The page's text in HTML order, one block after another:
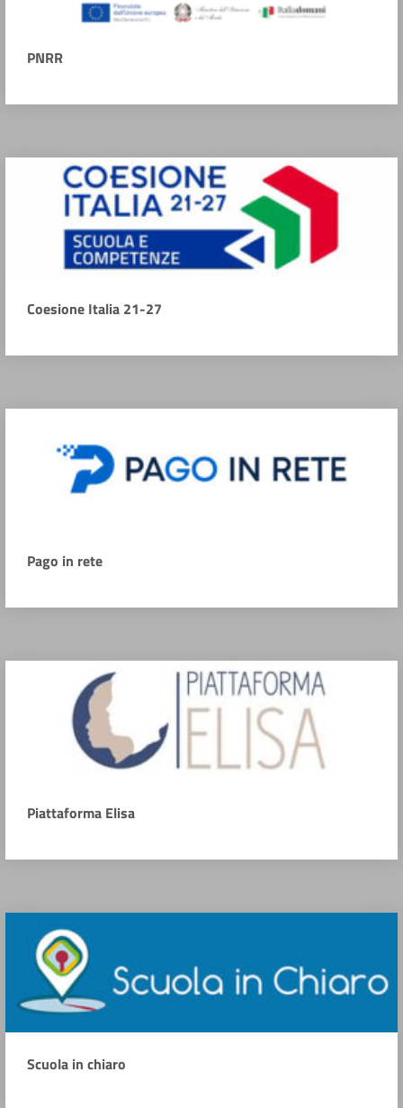
PNRR
Coesione Italia 21-27
Pago in rete
Piattaforma Elisa
Scuola in chiaro